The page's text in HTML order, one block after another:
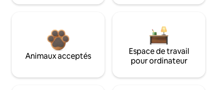
Animaux acceptés
Espace de travail
pour ordinateur